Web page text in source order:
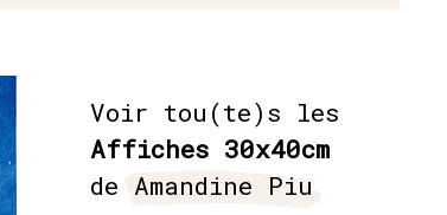
Voir tou(te)s les
Affiches 30x40cm
de Amandine Piu